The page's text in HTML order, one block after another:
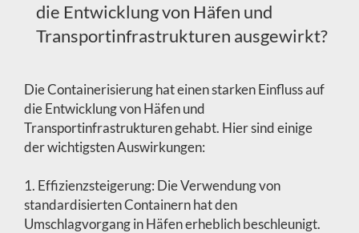
die Entwicklung von Häfen und
Transportinfrastrukturen ausgewirkt?
Die Containerisierung hat einen starken Einfluss auf
die Entwicklung von Häfen und
Transportinfrastrukturen gehabt. Hier sind einige
der wichtigsten Auswirkungen:
1. Effizienzsteigerung: Die Verwendung von
standardisierten Containern hat den
Umschlagvorgang in Häfen erheblich beschleunigt.